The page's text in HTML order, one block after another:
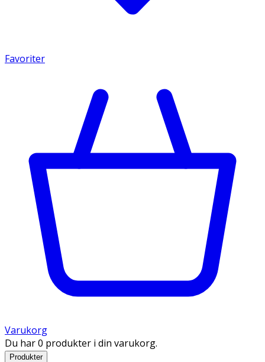
Favoriter
Varukorg
Du har 0 produkter i din varukorg.
Produkter